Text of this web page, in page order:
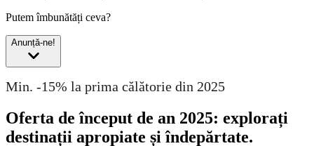
Putem îmbunătăți ceva?
Anunță-ne!
Min. -15% la prima călătorie din 2025
Oferta de început de an 2025: explorați
destinații apropiate și îndepărtate.